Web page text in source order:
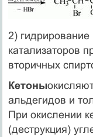
2) гидрирование
катализаторов
вторичных
Кетоны
альдегидов и
При окислении
(деструкция)